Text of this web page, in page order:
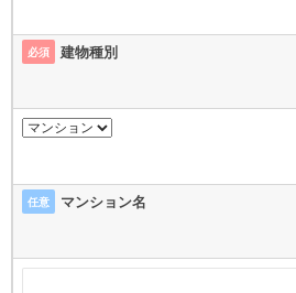
必須 建物種別
任意 マンション名